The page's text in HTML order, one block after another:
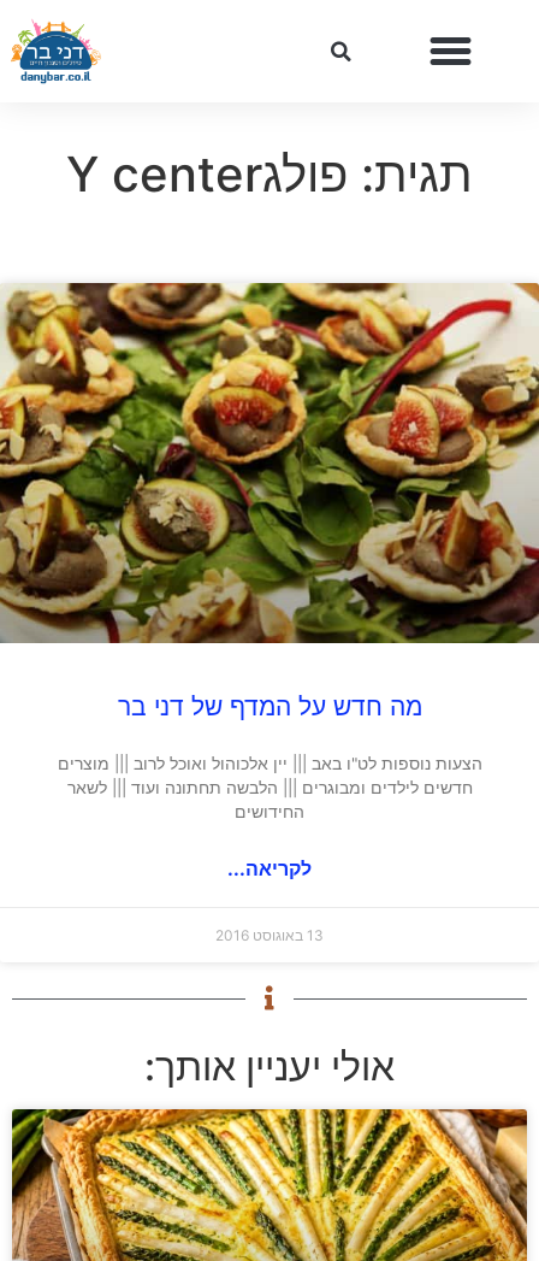
תגית: פולגY center
מה חדש על המדף של דני בר
הצעות נוספות לט"ו באב ||| יין אלכוהול ואוכל לרוב ||| מוצרים
חדשים לילדים ומבוגרים ||| הלבשה תחתונה ועוד ||| לשאר
החידושים
לקריאה...
13 באוגוסט 2016
אולי יעניין אותך: